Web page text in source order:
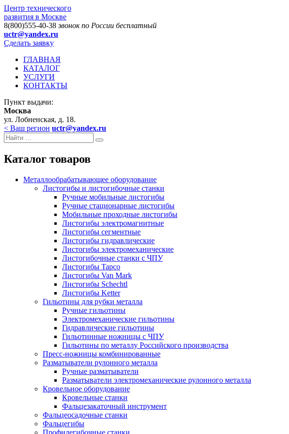
Центр технического
развития в Москве
8(800)555-40-38звонок по России бесплатный
uctr@yandex.ru
Сделать заявку
ГЛАВНАЯ
КАТАЛОГ
УСЛУГИ
КОНТАКТЫ
Пункт выдачи:
Москва
ул. Лобненская, д. 18.
< Ваш регион uctr@yandex.ru
Каталог товаров
Металлообрабатывающее оборудование
Листогибы и листогибочные станки
Ручные мобильные листогибы
Ручные стационарные листогибы
Мобильные проходные листогибы
Листогибы электромагнитные
Листогибы сегментные
Листогибы гидравлические
Листогибы электромеханические
Листогибочные станки с ЧПУ
Листогибы Tapco
Листогибы Van Mark
Листогибы Schechtl
Листогибы Ketter
Гильотины для рубки металла
Ручные гильотины
Электромеханические гильотины
Гидравлические гильотины
Гильотинные ножницы с ЧПУ
Гильотины по металлу Российского производства
Пресс-ножницы комбинированные
Разматыватели рулонного металла
Ручные разматыватели
Разматыватели электромеханические рулонного металла
Кровельное оборудование
Кровельные станки
Фальцезакаточный инструмент
Фальцеосадочные станки
Фальцегибы
Профилегибочные станки